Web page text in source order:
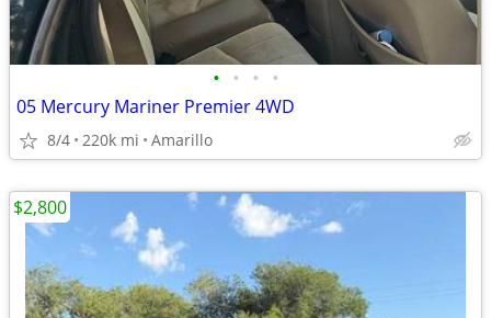
• • • •
05 Mercury Mariner Premier 4WD
8/4 220k mi Amarillo
$2,800